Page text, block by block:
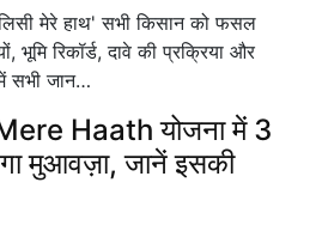
मेरे हाथ' सभी किसान को फसल
भूमि रिकॉर्ड, दावे की प्रक्रिया और
सभी जान…
Haath योजना में 3
मुआवज़ा, जानें इसकी